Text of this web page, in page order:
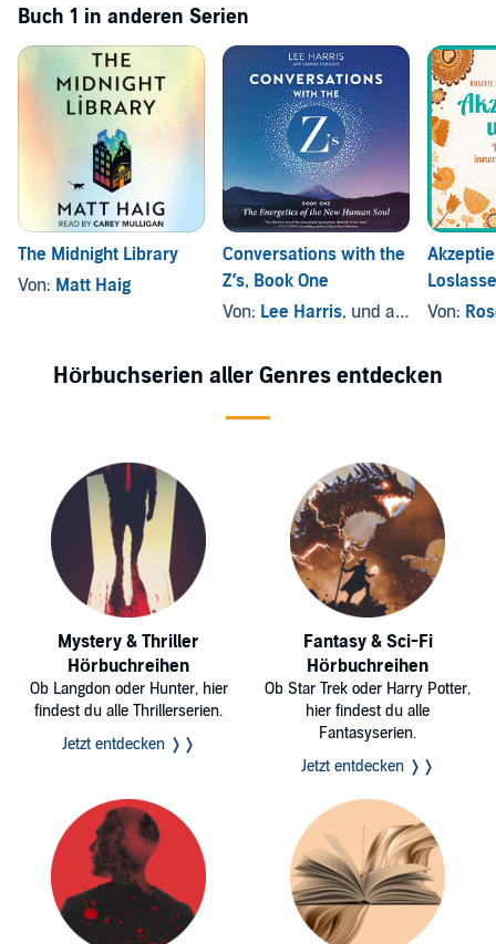
Buch 1 in anderen Serien
The Midnight Library
Von: Matt Haig
Conversations with the
Z’s, Book One
Von: Lee Harris, und andere
Frieden
Von:
Hörbuchserien aller Genres entdecken
Mystery & Thriller
Hörbuchreihen
Ob Langdon oder Hunter, hier
findest du alle Thrillerserien.
Jetzt entdecken ❭❭
Fantasy & Sci-Fi
Hörbuchreihen
Ob Star Trek oder Harry Potter,
hier findest du alle
Fantasyserien.
Jetzt entdecken ❭❭